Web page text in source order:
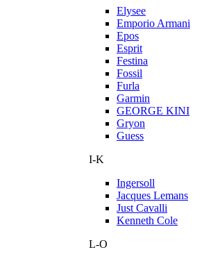
Elysee
Emporio Armani
Epos
Esprit
Festina
Fossil
Furla
Garmin
GEORGE KINI
Gryon
Guess
I-K
Ingersoll
Jacques Lemans
Just Cavalli
Kenneth Cole
L-O